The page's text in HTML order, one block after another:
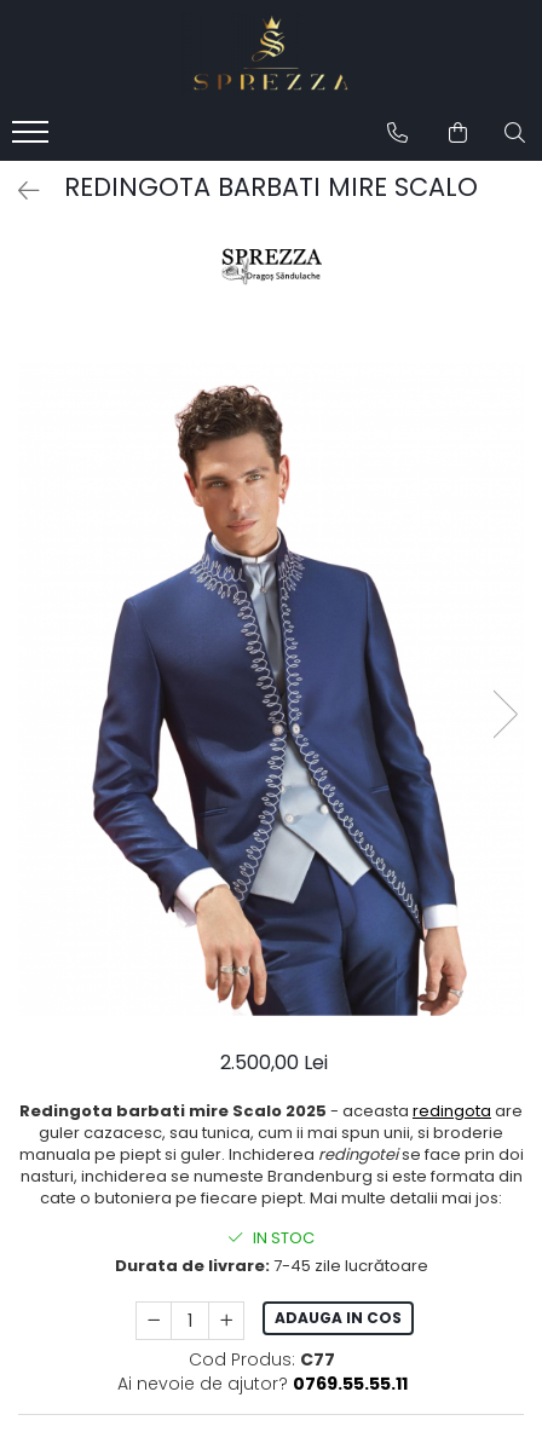
Costume de mire 2026
Redingotă bărbați
Frac bărbați
Ace Pin pentru Guler Cămașă
Rochii de mireasă 2027
Pantofi de mireasă
Costume damă elegante
Vesta la comanda
REDINGOTA BARBATI MIRE SCALO
2.500,00 Lei
Redingota barbati mire Scalo 2025 - aceasta redingota are
guler cazacesc, sau tunica, cum ii mai spun unii, si broderie
manuala pe piept si guler. Inchiderea redingoteise face prin doi
nasturi, inchiderea se numeste Brandenburg si este formata din
cate o butoniera pe fiecare piept. Mai multe detalii mai jos:
IN STOC
Durata de livrare:7-45 zile lucrătoare
ADAUGA IN COS
Cod Produs: C77
Ai nevoie de ajutor? 0769.55.55.11